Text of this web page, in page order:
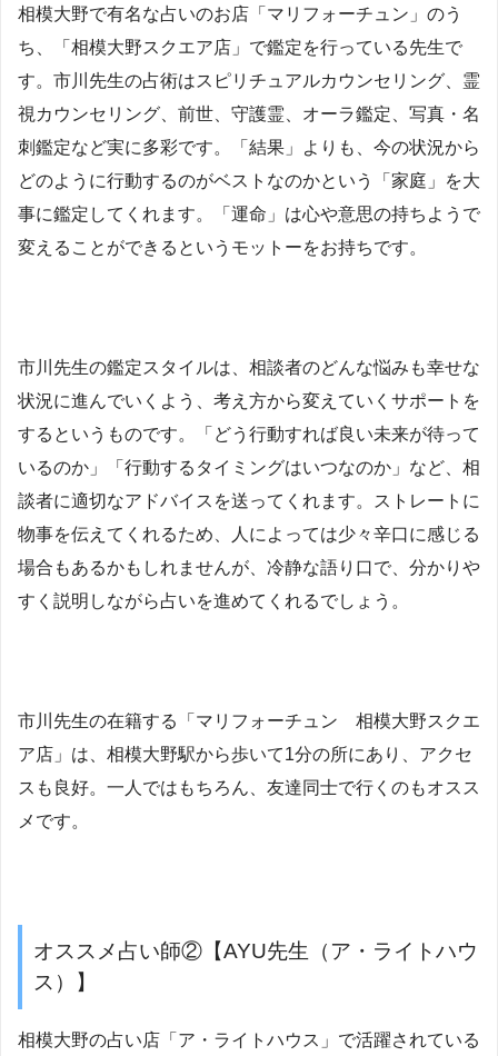
相模大野で有名な占いのお店「マリフォーチュン」のう
ち、「相模大野スクエア店」で鑑定を行っている先生で
す。市川先生の占術はスピリチュアルカウンセリング、霊
視カウンセリング、前世、守護霊、オーラ鑑定、写真・名
刺鑑定など実に多彩です。「結果」よりも、今の状況から
どのように行動するのがベストなのかという「家庭」を大
事に鑑定してくれます。「運命」は心や意思の持ちようで
変えることができるというモットーをお持ちです。
市川先生の鑑定スタイルは、相談者のどんな悩みも幸せな
状況に進んでいくよう、考え方から変えていくサポートを
するというものです。「どう行動すれば良い未来が待って
いるのか」「行動するタイミングはいつなのか」など、相
談者に適切なアドバイスを送ってくれます。ストレートに
物事を伝えてくれるため、人によっては少々辛口に感じる
場合もあるかもしれませんが、冷静な語り口で、分かりや
すく説明しながら占いを進めてくれるでしょう。
市川先生の在籍する「マリフォーチュン 相模大野スクエ
ア店」は、相模大野駅から歩いて1分の所にあり、アクセ
スも良好。一人ではもちろん、友達同士で行くのもオスス
メです。
オススメ占い師②【AYU先生（ア・ライトハウ
ス）】
相模大野の占い店「ア・ライトハウス」で活躍されている